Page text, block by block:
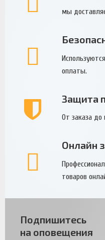
мы
оплаты.
Защита
От заказа до
Онлайн
товаров
Подпишитесь
на оповещения